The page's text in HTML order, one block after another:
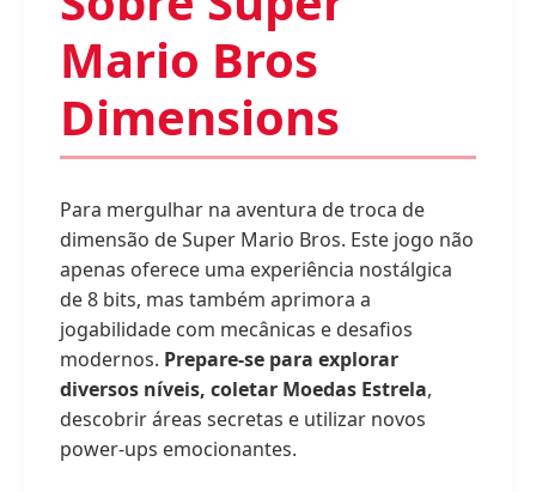
Mario Bros
Dimensions
Para mergulhar na aventura de troca de
dimensão de Super Mario Bros. Este jogo não
apenas oferece uma experiência nostálgica
de 8 bits, mas também aprimora a
jogabilidade com mecânicas e desafios
modernos. Prepare-se para explorar
diversos níveis, coletar Moedas Estrela,
descobrir áreas secretas e utilizar novos
power-ups emocionantes.